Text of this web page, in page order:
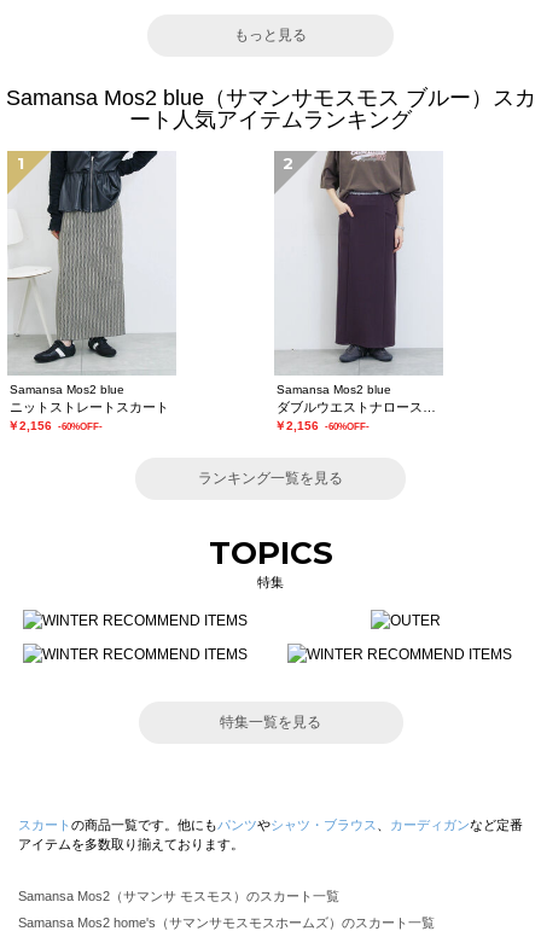
もっと見る
Samansa Mos2 blue（サマンサモスモス ブルー）スカ
ート人気アイテムランキング
1
Samansa Mos2 blue
ニットストレートスカート
￥2,156 -60%OFF-
2
Samansa Mos2 blue
￥2,156 -60%OFF-
ランキング一覧を見る
TOPICS
特集
特集一覧を見る
スカート の商品一覧です。他にもパンツやシャツ・ブラウス カーディガンなど定番
アイテムを多数取り揃えております。
Samansa Mos2（サマンサ モスモス）のスカート一覧
Samansa Mos2 home's（サマンサモスモスホームズ）のスカート一覧